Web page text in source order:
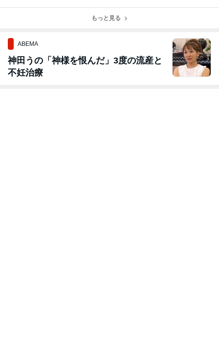
もっと見る
ABEMA
神田うの「神様を恨んだ」3度の流産と
不妊治療